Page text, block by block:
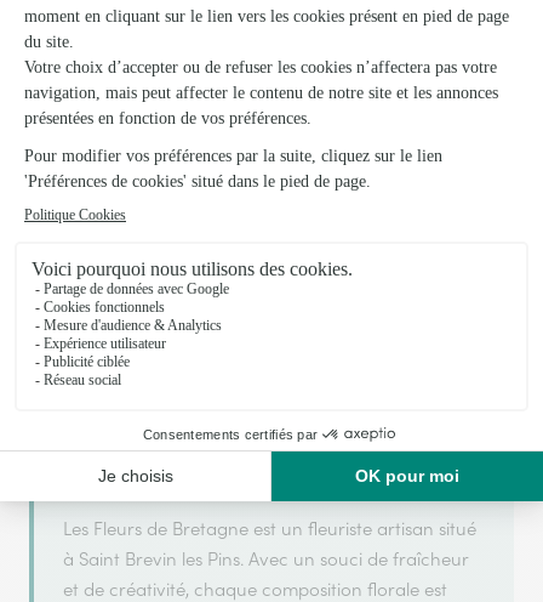
Votre fleuriste artisan à Saint Brevin les Pins
Les Fleurs de Bretagne
en2026pour sa qualité de service.
Les Fleurs de Bretagne est un fleuriste artisan situé
à Saint Brevin les Pins. Avec un souci de fraîcheur
et de créativité, chaque composition florale est